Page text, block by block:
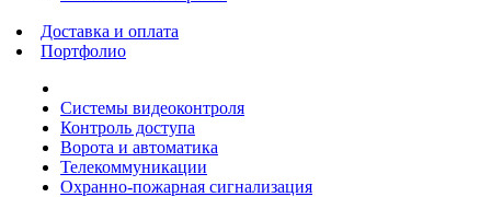
Доставка и оплата
Портфолио
Системы видеоконтроля
Контроль доступа
Ворота и автоматика
Телекоммуникации
Охранно-пожарная сигнализация